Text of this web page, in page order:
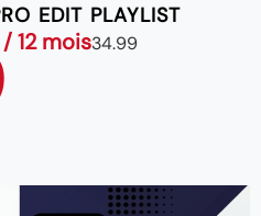
EDIT PLAYLIST
/ 12 mois34.99